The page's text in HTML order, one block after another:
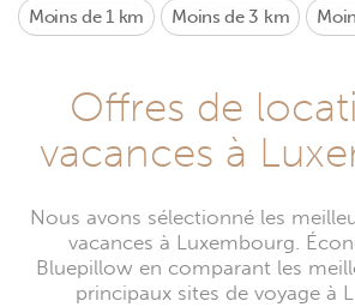
Moins de 1 km Moins de 3 km
Offres de
vacances à
Nous avons sélectionné les
vacances à Luxembourg.
Bluepillow en comparant les
principaux sites de voyage à